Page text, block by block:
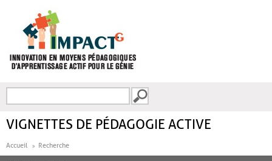
FORMULAIRE DE
VIGNETTES DE PÉDAGOGIE ACTIVE
Accueil Recherche